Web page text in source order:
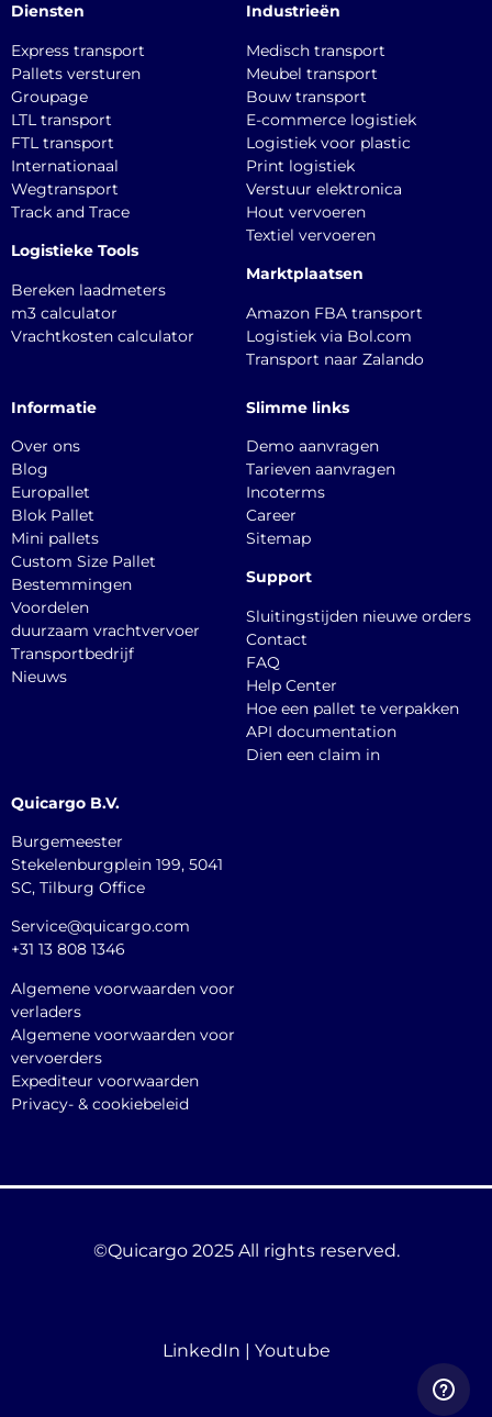
Diensten
Express transport
Pallets versturen
Groupage
LTL transport
FTL transport
Internationaal
Wegtransport
Track and Trace
Logistieke Tools
Bereken laadmeters
m3 calculator
Vrachtkosten calculator
Industrieën
Medisch transport
Meubel transport
Bouw transport
E-commerce logistiek
Logistiek voor plastic
Print logistiek
Verstuur elektronica
Hout vervoeren
Textiel vervoeren
Marktplaatsen
Amazon FBA transport
Logistiek via Bol.com
Transport naar Zalando
Informatie
Over ons
Blog
Europallet
Blok Pallet
Mini pallets
Custom Size Pallet
Bestemmingen
Voordelen
duurzaam vrachtvervoer
Transportbedrijf
Nieuws
Slimme links
Demo aanvragen
Tarieven aanvragen
Incoterms
Career
Sitemap
Support
Sluitingstijden nieuwe orders
Contact
FAQ
Help Center
Hoe een pallet te verpakken
API documentation
Dien een claim in
Quicargo B.V.
Burgemeester
Stekelenburgplein 199, 5041
SC, Tilburg Office
Service@quicargo.com
+31 13 808 1346
Algemene voorwaarden voor
verladers
Algemene voorwaarden voor
vervoerders
Expediteur voorwaarden
Privacy- & cookiebeleid
©Quicargo 2025 All rights reserved.
LinkedIn | Youtube